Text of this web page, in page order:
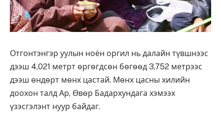
Отгонтэнгэр уулын ноён оргил нь далайн түвшнээс
дээш 4,021 метрт өргөгдсөн бөгөөд 3,752 метрээс
дээш өндөрт мөнх цастай. Мөнх цасны хилийн
доохон талд Ар, Өвөр Бадархундага хэмээх
үзэсгэлэнт нуур байдаг.